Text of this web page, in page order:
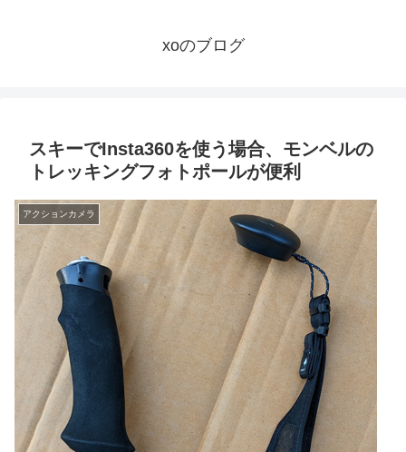
xoのブログ
スキーでInsta360を使う場合、モンベルの
トレッキングフォトポールが便利
アクションカメラ